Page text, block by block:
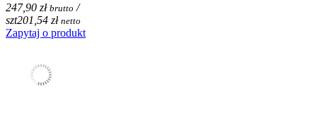
247,90 zł brutto /
szt201,54 zł netto
Zapytaj o produkt